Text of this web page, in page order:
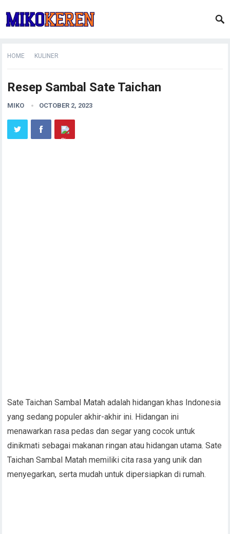
HOME KULINER
Resep Sambal Sate Taichan
MIKO OCTOBER 2, 2023
Sate Taichan Sambal Matah adalah hidangan khas Indonesia
yang sedang populer akhir-akhir ini. Hidangan ini
menawarkan rasa pedas dan segar yang cocok untuk
dinikmati sebagai makanan ringan atau hidangan utama. Sate
Taichan Sambal Matah memiliki cita rasa yang unik dan
menyegarkan, serta mudah untuk dipersiapkan di rumah.